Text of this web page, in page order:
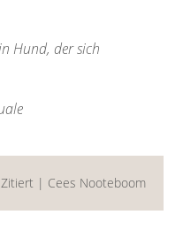
Hund, der sich
Zitiert | Cees Nooteboom